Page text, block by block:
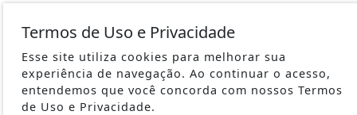
INTERNACIONAL
OPINIÃO
ECONOMIA
CULTURA
Termos de Uso e Privacidade
Esse site utiliza cookies para melhorar sua
experiência de navegação. Ao continuar o acesso,
entendemos que você concorda com nossos Termos
de Uso e Privacidade.